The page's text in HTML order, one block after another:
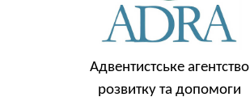
Адвентистське агентство
розвитку та допомоги